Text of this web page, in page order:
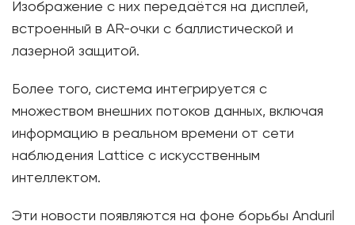
Изображение с них передаётся на дисплей,
встроенный в AR-очки с баллистической и
лазерной защитой.
Более того, система интегрируется с
множеством внешних потоков данных, включая
информацию в реальном времени от сети
наблюдения Lattice с искусственным
интеллектом.
Эти новости появляются на фоне борьбы Anduril